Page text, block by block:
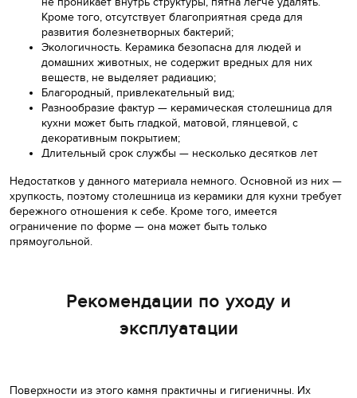
Кроме того, отсутствует благоприятная среда для
развития болезнетворных бактерий;
Экологичность. Керамика безопасна для людей и
домашних животных, не содержит вредных для них
веществ, не выделяет радиацию;
Благородный, привлекательный вид;
Разнообразие фактур — керамическая столешница для
кухни может быть гладкой, матовой, глянцевой, с
декоративным покрытием;
Длительный срок службы — несколько десятков лет
Недостатков у данного материала немного. Основной из них —
хрупкость, поэтому столешница из керамики для кухни требует
бережного отношения к себе. Кроме того, имеется
ограничение по форме — она может быть только
прямоугольной.
Рекомендации по уходу и
эксплуатации
Поверхности из этого камня практичны и гигиеничны. Их